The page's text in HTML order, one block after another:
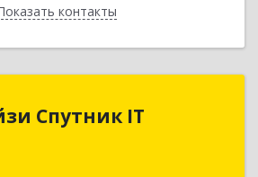
контакты
Назад
Спутник IT
Спутник IT
край, город-курорт